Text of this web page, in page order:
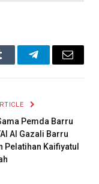
TelegramEmail
Pemda Barru
Al Gazali Barru
Pelatihan Kaifiyatul